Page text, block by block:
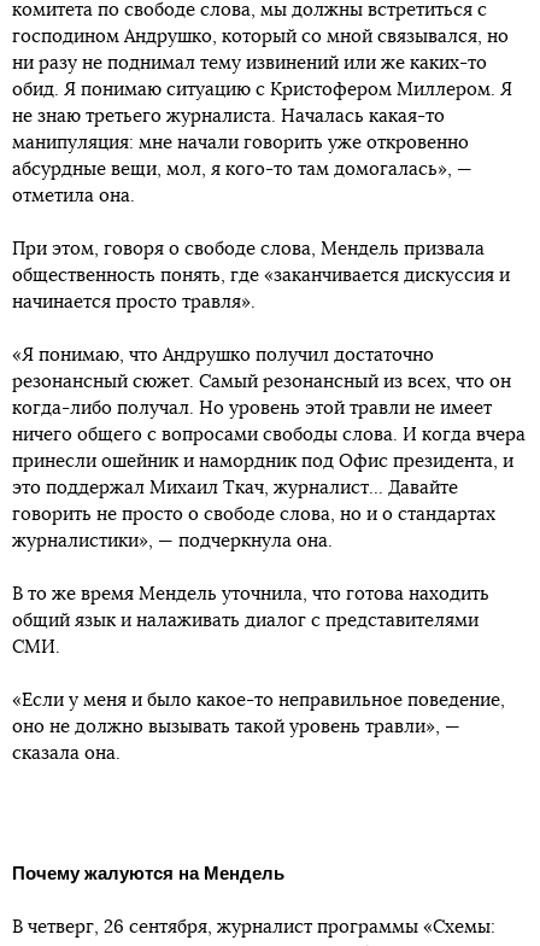
комитета по свободе слова, мы должны встретиться с
господином Андрушко, который со мной связывался, но
ни разу не поднимал тему извинений или же каких-то
обид. Я понимаю ситуацию с Кристофером Миллером. Я
не знаю третьего журналиста. Началась какая-то
манипуляция: мне начали говорить уже откровенно
абсурдные вещи, мол, я кого-то там домогалась», —
отметила она.
При этом, говоря о свободе слова, Мендель призвала
общественность понять, где «заканчивается дискуссия и
начинается просто травля».
«Я понимаю, что Андрушко получил достаточно
резонансный сюжет. Самый резонансный из всех, что он
когда-либо получал. Но уровень этой травли не имеет
ничего общего с вопросами свободы слова. И когда вчера
принесли ошейник и намордник под Офис президента, и
это поддержал Михаил Ткач, журналист... Давайте
говорить не просто о свободе слова, но и о стандартах
журналистики», — подчеркнула она.
В то же время Мендель уточнила, что готова находить
общий язык и налаживать диалог с представителями
СМИ.
«Если у меня и было какое-то неправильное поведение,
оно не должно вызывать такой уровень травли», —
сказала она.
Почему жалуются на Мендель
В четверг, 26 сентября, журналист программы «Схемы: